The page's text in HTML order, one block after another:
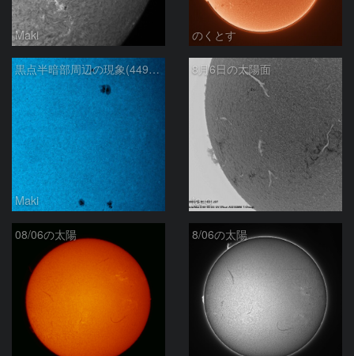
Maki のくとす
黒点半暗部周辺の現象(4498、4502付近)8/6
Maki
8月6日の太陽面
ta-o
08/06の太陽 8/06の太陽